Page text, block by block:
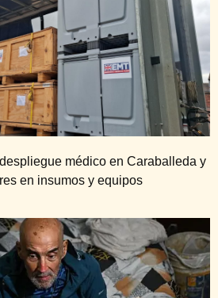
médico en Caraballeda y
en insumos y equipos